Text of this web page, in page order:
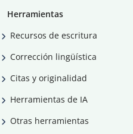
Herramientas
Recursos de escritura
Corrección lingüística
Citas y originalidad
Herramientas de IA
Otras herramientas